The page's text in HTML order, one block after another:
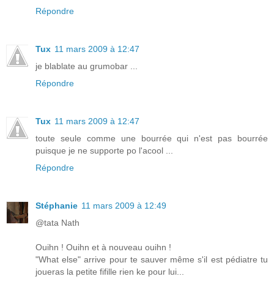
Répondre
Tux 11 mars 2009 à 12:47
je blablate au grumobar ...
Répondre
Tux 11 mars 2009 à 12:47
toute seule comme une bourrée qui n'est pas bourrée
puisque je ne supporte po l'acool ...
Répondre
Stéphanie 11 mars 2009 à 12:49
@tata Nath
Ouihn ! Ouihn et à nouveau ouihn !
"What else" arrive pour te sauver même s'il est pédiatre tu
joueras la petite fifille rien ke pour lui...